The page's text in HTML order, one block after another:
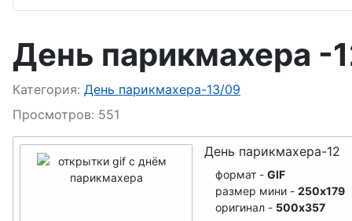
День оружейника
День системного аналитика
День гендиректора
День атомщика
День ЛОРа
День
День
День
и речного
День парикмахера -
Подробности
Категория: День парикмахера-13/09
Просмотров: 551
День парикмахера-12
формат - GIF
размер мини - 250x179
оригинал - 500x357